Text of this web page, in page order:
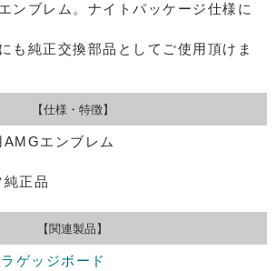
ンブレム。ナイトパッケージ仕様に
も純正交換部品としてご使用頂けま
【仕様・特徴】
エンブレム
純正品
【関連製品】
ゲッジボード